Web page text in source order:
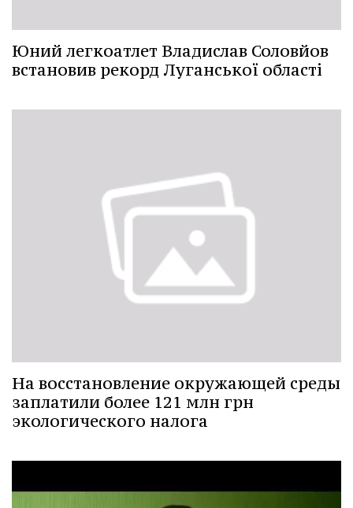
Юний легкоатлет Владислав Соловйов
встановив рекорд Луганської області
На восстановление окружающей среды
заплатили более 121 млн грн
экологического налога